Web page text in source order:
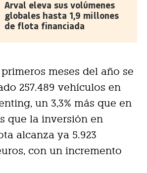
Arval eleva sus volúmenes
globales hasta 1,9 millones
de flota financiada
meses del año se
257.489 vehículos en
un 3,3% más que en
que la inversión en
alcanza ya 5.923
con un incremento